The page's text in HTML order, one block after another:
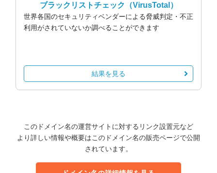
ブラックリストチェック （VirusTotal）
世界各国のセキュリティベンダーによる脅威判定・不正
利用がされていないか調べることができます
結果を見る
このドメイン名の運営サイトに対するリンク設置元など
より詳しい情報や概要はこのドメイン名の販売ページで公開
されています。